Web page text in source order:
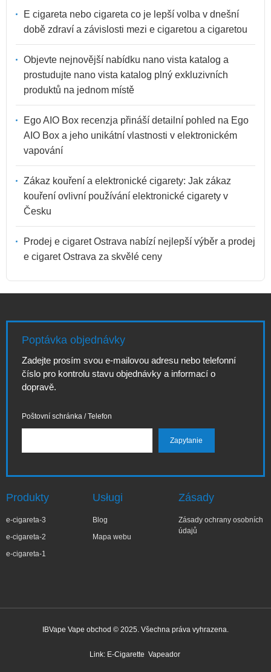
E cigareta nebo cigareta co je lepší volba v dnešní
době zdraví a závislosti mezi e cigaretou a cigaretou
Objevte nejnovější nabídku nano vista katalog a
prostudujte nano vista katalog plný exkluzivních
produktů na jednom místě
Ego AIO Box recenzja přináší detailní pohled na Ego
AIO Box a jeho unikátní vlastnosti v elektronickém
vapování
Zákaz kouření a elektronické cigarety: Jak zákaz
kouření ovlivní používání elektronické cigarety v
Česku
Prodej e cigaret Ostrava nabízí nejlepší výběr a prodej
e cigaret Ostrava za skvělé ceny
Poptávka objednávky
Zadejte prosím svou e-mailovou adresu nebo telefonní
číslo pro kontrolu stavu objednávky a informací o
dopravě.
Poštovní schránka / Telefon
Produkty
e-cigareta-3
e-cigareta-2
e-cigareta-1
Usługi
Blog
Mapa webu
Zásady
Zásady ochrany osobních
údajů
IBVape Vape obchod © 2025. Všechna práva vyhrazena.
Link: E-Cigarette Vapeador
✕
Ma***a